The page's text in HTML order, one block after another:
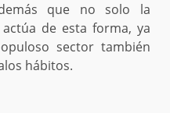
que no solo la
de esta forma, ya
sector también
hábitos.